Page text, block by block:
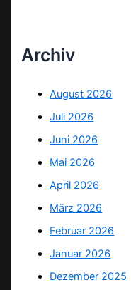
Archiv
August 2026
Juli 2026
Juni 2026
Mai 2026
April 2026
März 2026
Februar 2026
Januar 2026
Dezember 2025